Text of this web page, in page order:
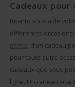
Cadeaux
Brianto vous aide
différentes
pères, d'un cadeau
pour toute autre
cadeaux que vous
ligne. Un cadeau